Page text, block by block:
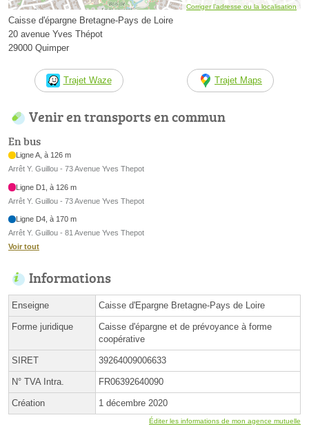
Corriger l’adresse ou la localisation
Caisse d'épargne Bretagne-Pays de Loire
20 avenue Yves Thépot
29000 Quimper
Trajet Waze Trajet Maps
Venir en transports en commun
En bus
Ligne A, à 126 m
Arrêt Y. Guillou - 73 Avenue Yves Thepot
Ligne D1, à 126 m
Arrêt Y. Guillou - 73 Avenue Yves Thepot
Ligne D4, à 170 m
Arrêt Y. Guillou - 81 Avenue Yves Thepot
Voir tout
Informations
Enseigne Caisse d'Epargne Bretagne-Pays de Loire
Forme juridique
Caisse d'épargne et de prévoyance à forme
coopérative
SIRET 39264009006633
N° TVA Intra. FR06392640090
Création 1 décembre 2020
Éditer les informations de mon agence mutuelle